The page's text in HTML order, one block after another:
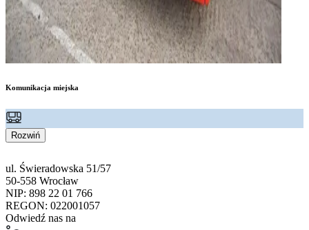
Komunikacja miejska
Rozwiń
ul. Świeradowska 51/57
50-558 Wrocław
NIP: 898 22 01 766
REGON: 022001057
Odwiedź nas na